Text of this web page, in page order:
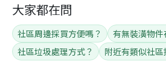
大家都在問
社區周邊採買方便嗎？
有無裝潢物件
社區垃圾處理方式？
附近有類似社區